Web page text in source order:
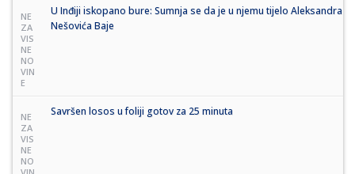
NE
ZA
VIS
NE
NO
VIN
E
U Inđiji iskopano bure: Sumnja se da je u njemu tijelo Aleksandra
Nešovića Baje
NE
ZA
VIS
NE
NO
Savršen losos u foliji gotov za 25 minuta